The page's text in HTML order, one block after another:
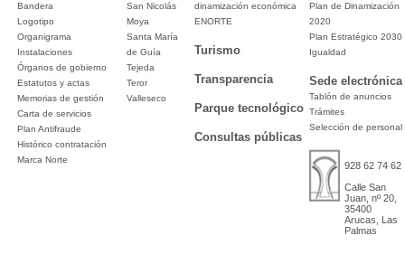
Bandera
Logotipo
Organigrama
Instalaciones
Órganos de gobierno
Estatutos y actas
Memorias de gestión
Carta de servicios
Plan Antifraude
Histórico contratación
Marca Norte
San Nicolás
Moya
Santa María
de Guía
Tejeda
Teror
Valleseco
dinamización económica
ENORTE
Turismo
Transparencia
Parque tecnológico
Consultas públicas
Plan de Dinamización
2020
Plan Estratégico 2030
Igualdad
Sede electrónica
Tablón de anuncios
Trámites
Selección de personal
928 62 74 62
Calle San
Juan, nº 20,
35400
Arucas, Las
Palmas